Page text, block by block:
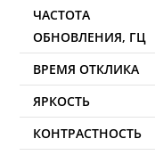
ЧАСТОТА
ОБНОВЛЕНИЯ, ГЦ
ВРЕМЯ ОТКЛИКА
ЯРКОСТЬ
КОНТРАСТНОСТЬ